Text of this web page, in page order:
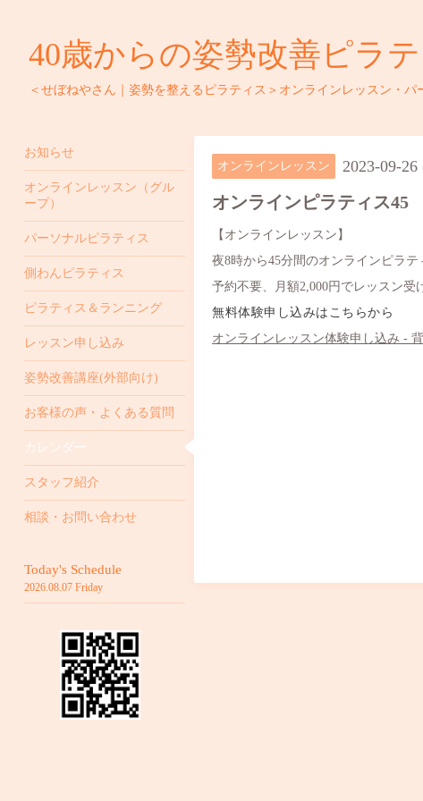
40歳からの姿勢改善ピラ
＜せぼねやさん｜姿勢を整えるピラティス＞オンラインレッスン・パ
オンラインレッスン 2023-09-
オンラインピラティス45
【オンラインレッスン】
夜8時から45分間のオンラインピラテ
予約不要、月額2,000円でレッスン受
無料体験申し込みはこちらから
オンラインレッスン体験申し込み -
お知らせ
オンラインレッスン（グル
ープ）
パーソナルピラティス
側わんピラティス
ピラティス＆ランニング
レッスン申し込み
姿勢改善講座(外部向け)
お客様の声・よくある質問
カレンダー
スタッフ紹介
相談・お問い合わせ
Today's Schedule
2026.08.07 Friday